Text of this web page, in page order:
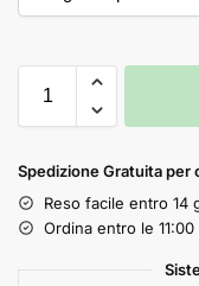
Spedizione Gratuita per
Reso facile entro 14
Ordina entro le